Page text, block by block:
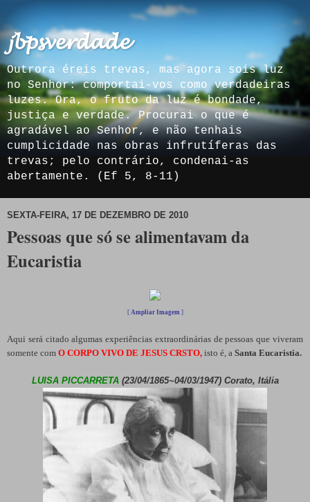
𝓳𝓫𝓹𝓼𝓿𝓮𝓻𝓭𝓪𝓭𝓮
Outrora éreis trevas, mas agora sois luz
no Senhor: comportai-vos como verdadeiras
luzes. Ora, o fruto da luz é bondade,
justiça e verdade. Procurai o que é
agradável ao Senhor, e não tenhais
cumplicidade nas obras infrutíferas das
trevas; pelo contrário, condenai-as
abertamente. (Ef 5, 8-11)
SEXTA-FEIRA, 17 DE DEZEMBRO DE 2010
Pessoas que só se alimentavam da
Eucaristia
[ Ampliar Imagem ]
Aqui será citado algumas experiências extraordinárias de pessoas que viveram
somente com O CORPO VIVO DE JESUS CRSTO, isto é, a Santa Eucaristia.
LUISA PICCARRETA(23/04/1865~04/03/1947) Corato, Itália